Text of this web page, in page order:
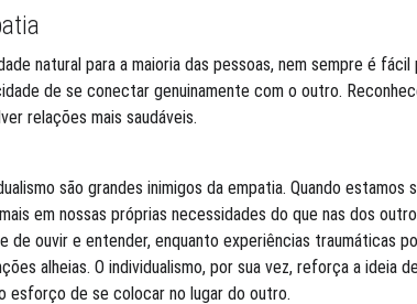
natural para a maioria das pessoas, nem sempre é
de se conectar genuinamente com o outro.
relações mais saudáveis.
são grandes inimigos da empatia. Quando
em nossas próprias necessidades do que nas dos
de ouvir e entender, enquanto experiências traumáticas
alheias. O individualismo, por sua vez, reforça a ideia
esforço de se colocar no lugar do outro.